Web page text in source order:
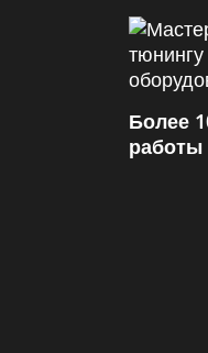
Более
работы